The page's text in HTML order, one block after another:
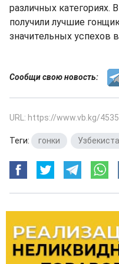
различных категориях.
получили лучшие
значительных успехов
Сообщи свою новость:
URL: https://www.vb.kg/
Теги: гонки